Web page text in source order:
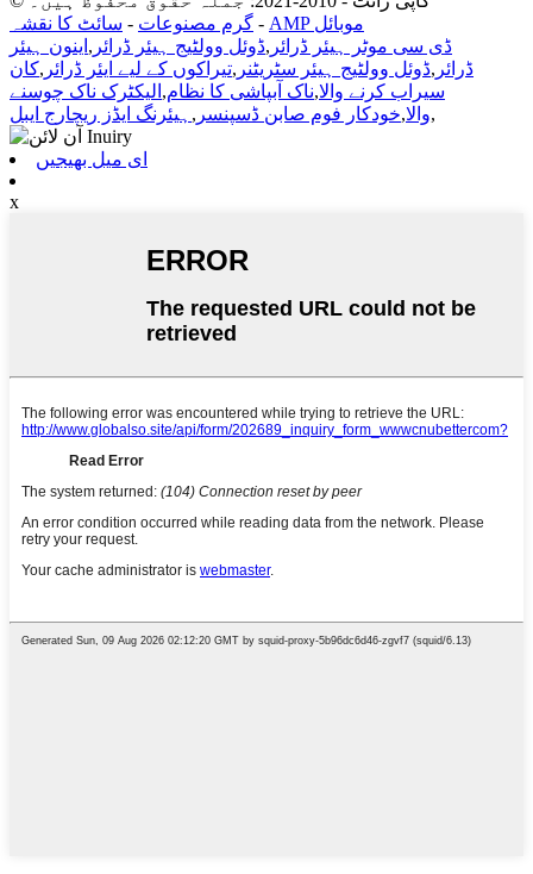
گرم مصنوعات - سائٹ کا نقشہ -
AMP موبائل
ڈی سی موٹر ہیئر ڈرائر ,ڈوئل وولٹیج ہیئر ڈرائر , اینون ہیئر
ڈرائر ,ڈوئل وولٹیج ہیئر سٹریٹنر ,تیراکوں کے لیے ایئر ڈرائر ,کان
سیراب کرنے والا,ناک آبپاشی کا نظام, الیکٹرک ناک چوسنے
والا,خودکار فوم صابن ڈسپنسر , ہیئرنگ ایڈز ریچارج ایبل ,
ای میل بھیجیں
x